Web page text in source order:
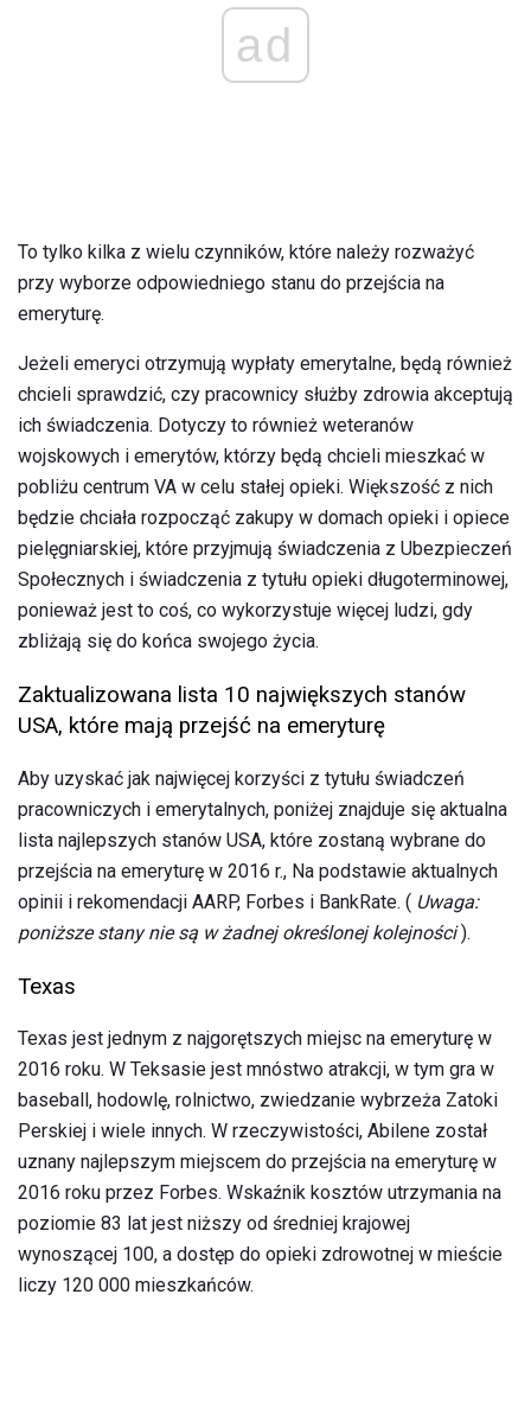
ad
To tylko kilka z wielu czynników, które należy rozważyć
przy wyborze odpowiedniego stanu do przejścia na
emeryturę.
Jeżeli emeryci otrzymują wypłaty emerytalne, będą również
chcieli sprawdzić, czy pracownicy służby zdrowia akceptują
ich świadczenia. Dotyczy to również weteranów
wojskowych i emerytów, którzy będą chcieli mieszkać w
pobliżu centrum VA w celu stałej opieki. Większość z nich
będzie chciała rozpocząć zakupy w domach opieki i opiece
pielęgniarskiej, które przyjmują świadczenia z Ubezpieczeń
Społecznych i świadczenia z tytułu opieki długoterminowej,
ponieważ jest to coś, co wykorzystuje więcej ludzi, gdy
zbliżają się do końca swojego życia.
Zaktualizowana lista 10 największych stanów
USA, które mają przejść na emeryturę
Aby uzyskać jak najwięcej korzyści z tytułu świadczeń
pracowniczych i emerytalnych, poniżej znajduje się aktualna
lista najlepszych stanów USA, które zostaną wybrane do
przejścia na emeryturę w 2016 r., Na podstawie aktualnych
opinii i rekomendacji AARP, Forbes i BankRate. ( Uwaga:
poniższe stany nie są w żadnej określonej kolejności).
Texas
Texas jest jednym z najgorętszych miejsc na emeryturę w
2016 roku. W Teksasie jest mnóstwo atrakcji, w tym gra w
baseball, hodowlę, rolnictwo, zwiedzanie wybrzeża Zatoki
Perskiej i wiele innych. W rzeczywistości, Abilene został
uznany najlepszym miejscem do przejścia na emeryturę w
2016 roku przez Forbes. Wskaźnik kosztów utrzymania na
poziomie 83 lat jest niższy od średniej krajowej
wynoszącej 100, a dostęp do opieki zdrowotnej w mieście
liczy 120 000 mieszkańców.